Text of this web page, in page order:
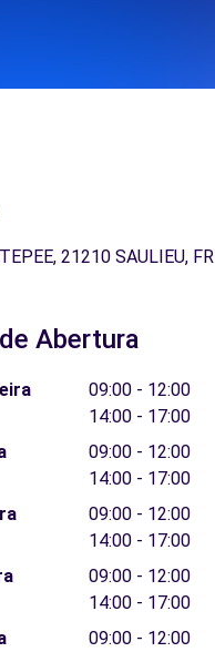
21210 SAULIEU, FR
Abertura
09:00 - 12:00
14:00 - 17:00
09:00 - 12:00
14:00 - 17:00
09:00 - 12:00
14:00 - 17:00
09:00 - 12:00
14:00 - 17:00
09:00 - 12:00